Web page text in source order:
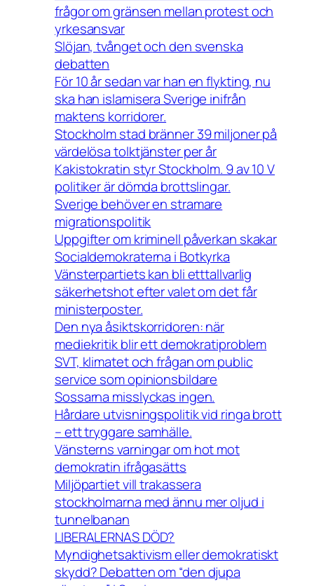
frågor om gränsen mellan protest och
yrkesansvar
Slöjan, tvånget och den svenska
debatten
För 10 år sedan var han en flykting, nu
ska han islamisera Sverige inifrån
maktens korridorer.
Stockholm stad bränner 39 miljoner på
värdelösa tolktjänster per år
Kakistokratin styr Stockholm. 9 av 10 V
politiker är dömda brottslingar.
Sverige behöver en stramare
migrationspolitik
Uppgifter om kriminell påverkan skakar
Socialdemokraterna i Botkyrka
Vänsterpartiets kan bli etttallvarlig
säkerhetshot efter valet om det får
ministerposter.
Den nya åsiktskorridoren: när
mediekritik blir ett demokratiproblem
SVT, klimatet och frågan om public
service som opinionsbildare
Sossarna misslyckas ingen.
Hårdare utvisningspolitik vid ringa brott
– ett tryggare samhälle.
Vänsterns varningar om hot mot
demokratin ifrågasätts
Miljöpartiet vill trakassera
stockholmarna med ännu mer oljud i
tunnelbanan
LIBERALERNAS DÖD?
Myndighetsaktivism eller demokratiskt
skydd? Debatten om “den djupa